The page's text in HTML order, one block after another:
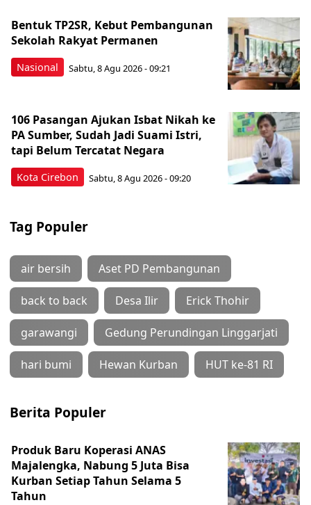
Nasional
Bentuk TP2SR, Kebut Pembangunan
Sekolah Rakyat Permanen
Sabtu, 8 Agu 2026 - 09:21
Kota Cirebon
106 Pasangan Ajukan Isbat Nikah ke
PA Sumber, Sudah Jadi Suami Istri,
tapi Belum Tercatat Negara
Sabtu, 8 Agu 2026 - 09:20
Tag Populer
air bersih Aset PD Pembangunan
back to back Desa Ilir Erick Thohir
garawangi Gedung Perundingan Linggarjati
hari bumi Hewan Kurban HUT ke-81 RI
Berita Populer
Produk Baru Koperasi ANAS
Majalengka, Nabung 5 Juta Bisa
Kurban Setiap Tahun Selama 5
Tahun